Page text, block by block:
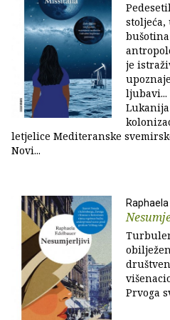
je
Lukanija
letjelice Mediteranske
Novi...
Prvoga